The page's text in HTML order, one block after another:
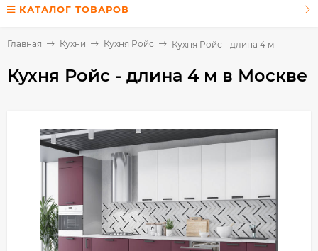
КАТАЛОГ ТОВАРОВ
Главная Кухни Кухня Ройс Кухня Ройс - длина 4 м
Кухня Ройс - длина 4 м в Москве